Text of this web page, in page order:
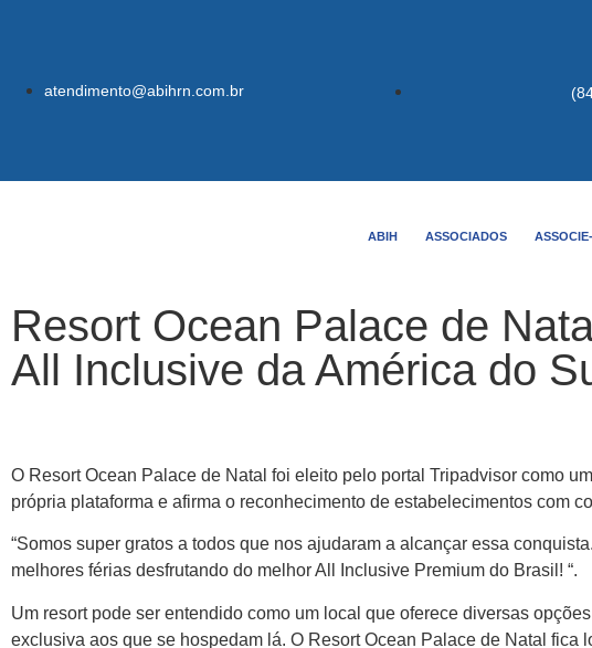
atendimento@abihrn.com.br
ABIH ASSOCIADOS
Resort Ocean Palace de
All Inclusive da América do
O Resort Ocean Palace de Natal foi eleito pelo portal Tripadvisor como
própria plataforma e afirma o reconhecimento de estabelecimentos com
“Somos super gratos a todos que nos ajudaram a alcançar essa
melhores férias desfrutando do melhor All Inclusive Premium do Brasil! “.
Um resort pode ser entendido como um local que oferece diversas
exclusiva aos que se hospedam lá. O Resort Ocean Palace de Natal